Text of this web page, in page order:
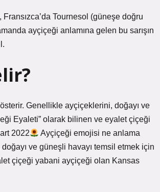
Tournesol (güneşe doğru
ayçiçeği anlamına gelen bu sarışın
Genellikle ayçiçeklerini, doğayı ve
Eyaleti” olarak bilinen ve eyalet çiçeği
2022
Ayçiçeği emojisi ne anlama
ve güneşli havayı temsil etmek için
çiçeği yabani ayçiçeği olan Kansas